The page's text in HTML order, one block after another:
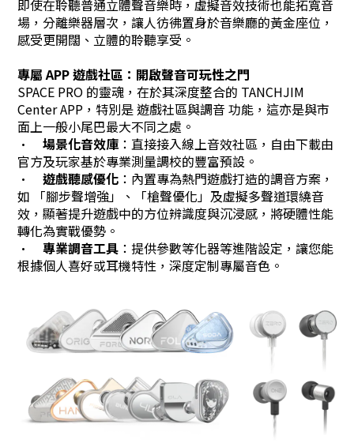
即使在聆聽普通立體聲音樂時，虛擬音效技術也能拓寬音
場，分離樂器層次，讓人彷彿置身於音樂廳的黃金座位，
感受更開闊、立體的聆聽享受。
專屬 APP 遊戲社區：開啟聲音可玩性之門
SPACE PRO 的靈魂，在於其深度整合的 TANCHJIM
Center APP，特別是 遊戲社區與調音 功能，這亦是與市
面上一般小尾巴最大不同之處。
•
場景化音效庫 ：直接接入線上音效社區，自由下載由
官方及玩家基於專業測量調校的豐富預設。
•
遊戲聽感優化 ：內置專為熱門遊戲打造的調音方案，
如 「腳步聲增強」、「槍聲優化」及虛擬多聲道環繞音
效，顯著提升遊戲中的方位辨識度與沉浸感，將硬體性能
轉化為實戰優勢。
•
專業調音工具 ：提供參數等化器等進階設定，讓您能
根據個人喜好或耳機特性，深度定制專屬音色。